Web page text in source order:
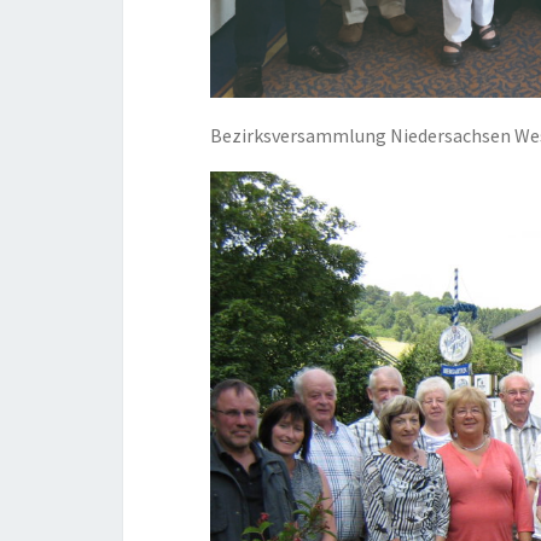
Bezirksversammlung Niedersachsen